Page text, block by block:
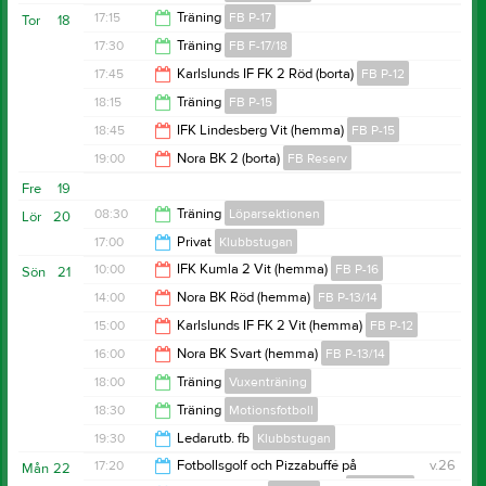
20:30
20:00
18
Tor 17:15 Träning FB P-17
18:15
17:30 Träning FB F-17/18
18:30
17:45 Karlslunds IF FK 2 Röd (borta) FB P-12
19:45
18:15 Träning FB P-15
19:30
18:45 IFK Lindesberg Vit (hemma) FB P-15
19:00 Nora BK 2 (borta) FB Reserv
21:00
19
Fre
20
Lör 08:30 Träning Löparsektionen
10:30
17:00 Privat Klubbstugan
23:00
21
Sön 10:00 IFK Kumla 2 Vit (hemma) FB P-16
12:00
14:00 Nora BK Röd (hemma) FB P-13/14
16:00
15:00 Karlslunds IF FK 2 Vit (hemma) FB P-12
17:00
16:00 Nora BK Svart (hemma) FB P-13/14
17:15
18:00 Träning Vuxenträning
19:00
18:30 Träning Motionsfotboll
20:00
19:30 Ledarutb. fb Klubbstugan
22
Mån v.26
17:20
Fotbollsgolf och Pizzabuffé på